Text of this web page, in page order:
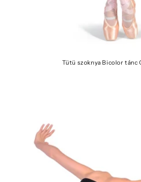
Tütü szoknya Bicolor tánc